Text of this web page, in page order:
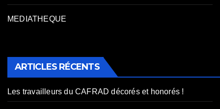
MEDIATHEQUE
ARTICLES RÉCENTS
Les travailleurs du CAFRAD décorés et honorés !